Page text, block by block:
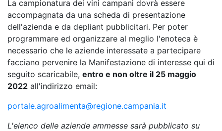
La campionatura dei vini campani dovrà essere
accompagnata da una scheda di presentazione
dell'azienda e da depliant pubblicitari. Per poter
programmare ed organizzare al meglio l'enoteca è
necessario che le aziende interessate a partecipare
facciano pervenire la Manifestazione di interesse qui di
seguito scaricabile, entro e non oltre il 25 maggio
2022 all'indirizzo email:
portale.agroalimenta@regione.campania.it
L'elenco delle aziende ammesse sarà pubblicato su